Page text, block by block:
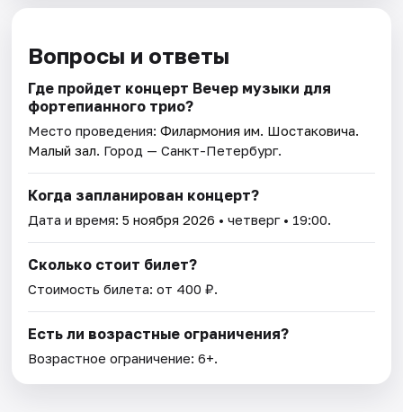
Вопросы и ответы
Где пройдет концерт Вечер музыки для
фортепианного трио?
Место проведения:Филармония им. Шостаковича.
Малый зал. Город — Санкт-Петербург.
Когда запланирован концерт?
Дата и время:5 ноября 2026 • четверг • 19:00.
Сколько стоит билет?
Стоимость билета: от 400 ₽.
Есть ли возрастные ограничения?
Возрастное ограничение: 6+.